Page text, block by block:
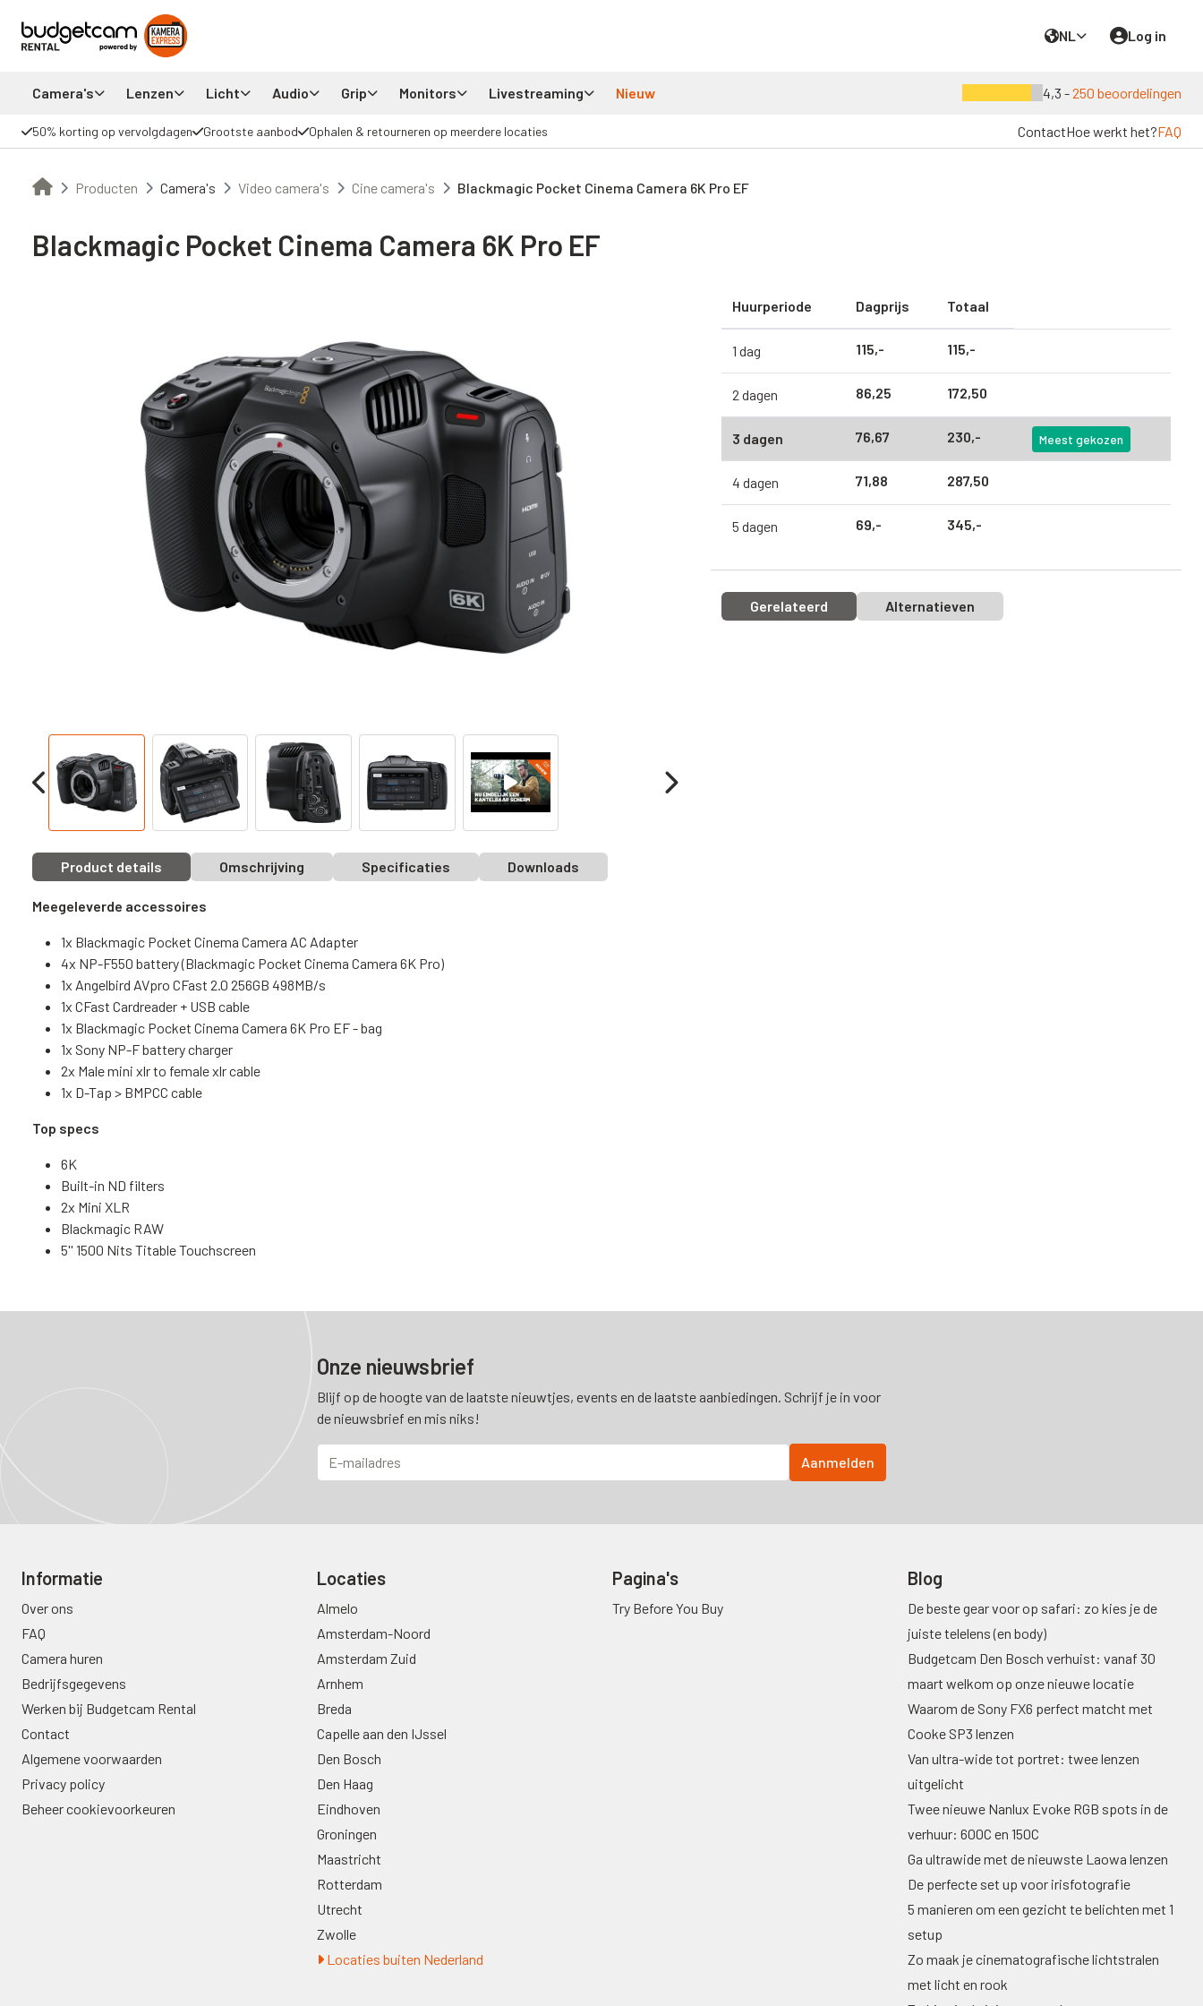
NL Log in
Camera's Lenzen Licht Audio Grip Monitors Livestreaming Nieuw 4,3 -250 beoordelingen
50% korting op vervolgdagen Grootste aanbod Ophalen & retourneren op meerdere locaties ContactHoe werkt het?FAQ
Producten Camera's Video camera's Cine camera's Blackmagic Pocket Cinema Camera 6K Pro EF
Blackmagic Pocket Cinema Camera 6K Pro EF
Product details Omschrijving Specificaties Downloads
Meegeleverde accessoires
1x Blackmagic Pocket Cinema Camera AC Adapter
4x NP-F550 battery (Blackmagic Pocket Cinema Camera 6K Pro)
1x Angelbird AVpro CFast 2.0 256GB 498MB/s
1x CFast Cardreader + USB cable
1x Blackmagic Pocket Cinema Camera 6K Pro EF - bag
1x Sony NP-F battery charger
2x Male mini xlr to female xlr cable
1x D-Tap > BMPCC cable
Top specs
6K
Built-in ND filters
2x Mini XLR
Blackmagic RAW
5'' 1500 Nits Titable Touchscreen
Huurperiode Dagprijs Totaal
1 dag 115,- 115,-
2 dagen 86,25 172,50
3 dagen 76,67 230,- Meest gekozen
4 dagen 71,88 287,50
5 dagen 69,- 345,-
Gerelateerd Alternatieven
Onze nieuwsbrief
Blijf op de hoogte van de laatste nieuwtjes, events en de laatste aanbiedingen. Schrijf je in voor
de nieuwsbrief en mis niks!
Informatie
Over ons
FAQ
Camera huren
Bedrijfsgegevens
Werken bij Budgetcam Rental
Contact
Algemene voorwaarden
Privacy policy
Beheer cookievoorkeuren
Locaties
Almelo
Amsterdam-Noord
Amsterdam Zuid
Arnhem
Breda
Capelle aan den IJssel
Den Bosch
Den Haag
Eindhoven
Groningen
Maastricht
Rotterdam
Utrecht
Zwolle
Locaties buiten Nederland
Pagina's
Try Before You Buy
Blog
De beste gear voor op safari: zo kies je de
juiste telelens (en body)
Budgetcam Den Bosch verhuist: vanaf 30
maart welkom op onze nieuwe locatie
Waarom de Sony FX6 perfect matcht met
Cooke SP3 lenzen
Van ultra-wide tot portret: twee lenzen
uitgelicht
Twee nieuwe Nanlux Evoke RGB spots in de
verhuur: 600C en 150C
Ga ultrawide met de nieuwste Laowa lenzen
De perfecte set up voor irisfotografie
5 manieren om een gezicht te belichten met 1
setup
Zo maak je cinematografische lichtstralen
met licht en rook